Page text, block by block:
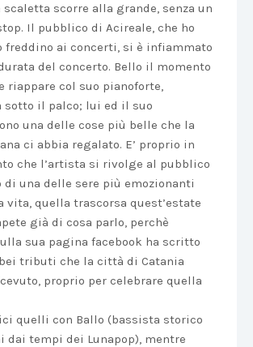
scaletta scorre alla grande, senza un
Il pubblico di Acireale, che ho
freddino ai concerti, si è infiammato
del concerto. Bello il momento
riappare col suo pianoforte,
sotto il palco; lui ed il suo
una delle cose più belle che la
ci abbia regalato. E’ proprio in
che l’artista si rivolge al pubblico
di una delle sere più emozionanti
vita, quella trascorsa quest’estate
già di cosa parlo, perchè
sua pagina facebook ha scritto
tributi che la città di Catania
proprio per celebrare quella
quelli con Ballo (bassista storico
dai tempi dei Lunapop), mentre